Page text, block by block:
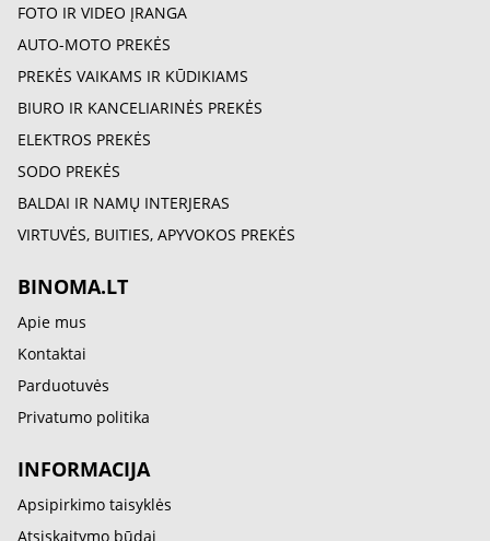
FOTO IR VIDEO ĮRANGA
AUTO-MOTO PREKĖS
PREKĖS VAIKAMS IR KŪDIKIAMS
BIURO IR KANCELIARINĖS PREKĖS
ELEKTROS PREKĖS
SODO PREKĖS
BALDAI IR NAMŲ INTERJERAS
VIRTUVĖS, BUITIES, APYVOKOS PREKĖS
BINOMA.LT
Apie mus
Kontaktai
Parduotuvės
Privatumo politika
INFORMACIJA
Apsipirkimo taisyklės
Atsiskaitymo būdai